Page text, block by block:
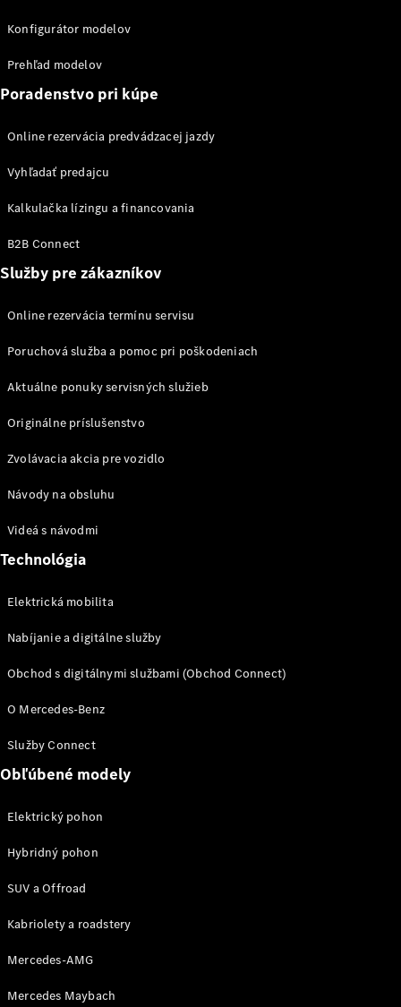
Trieda S
sedan dlhá
verzia
Mercedes-
Trieda S
priamemu
Konfigurátor
SUV
Všetky SUV
EQE
SUV
Elektromobil
EQS
Elektromobil
Mercedes-
EQS SUV
GLA
GLB
GLC
Elektromobil
GLC kupé
GLE kupé
Mercedes-
Maybach
Trieda
Trieda G
Vozidlá k
priamemu
odberu
Konfigurátor
Konfigurátor modelov
Prehľad modelov
Poradenstvo pri kúpe
Online rezervácia predvádzacej jazdy
Vyhľadať predajcu
Kalkulačka lízingu a financovania
B2B Connect
Služby pre zákazníkov
Online rezervácia termínu servisu
Poruchová služba a pomoc pri poškodeniach
Aktuálne ponuky servisných služieb
Originálne príslušenstvo
Zvolávacia akcia pre vozidlo
Návody na obsluhu
Videá s návodmi
Technológia
Elektrická mobilita
Nabíjanie a digitálne služby
Obchod s digitálnymi službami (Obchod Connect)
O Mercedes-Benz
Služby Connect
Obľúbené modely
Elektrický pohon
Hybridný pohon
SUV a Offroad
Kabriolety a roadstery
Mercedes-AMG
Mercedes Maybach